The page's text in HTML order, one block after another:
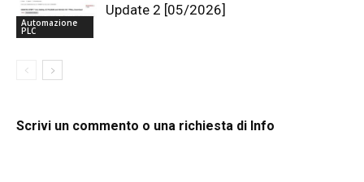
Automazione
PLC
Update 2 [05/2026]
Scrivi un commento o una richiesta di Info